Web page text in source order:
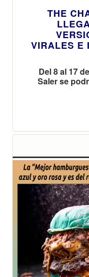
THE
VIRALES E
Del 8 al 17
Saler se